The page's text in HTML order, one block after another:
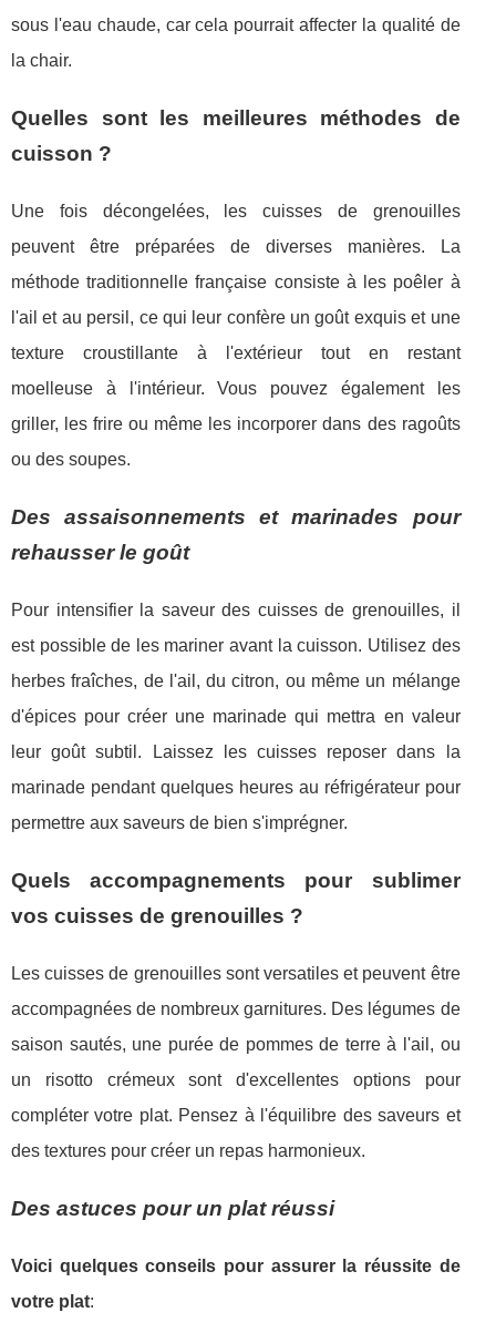
sous l'eau chaude, car cela pourrait affecter la qualité de
la chair.
Quelles sont les meilleures méthodes de
cuisson ?
Une fois décongelées, les cuisses de grenouilles
peuvent être préparées de diverses manières. La
méthode traditionnelle française consiste à les poêler à
l'ail et au persil, ce qui leur confère un goût exquis et une
texture croustillante à l'extérieur tout en restant
moelleuse à l'intérieur. Vous pouvez également les
griller, les frire ou même les incorporer dans des ragoûts
ou des soupes.
Des assaisonnements et marinades pour
rehausser le goût
Pour intensifier la saveur des cuisses de grenouilles, il
est possible de les mariner avant la cuisson. Utilisez des
herbes fraîches, de l'ail, du citron, ou même un mélange
d'épices pour créer une marinade qui mettra en valeur
leur goût subtil. Laissez les cuisses reposer dans la
marinade pendant quelques heures au réfrigérateur pour
permettre aux saveurs de bien s'imprégner.
Quels accompagnements pour sublimer
vos cuisses de grenouilles ?
Les cuisses de grenouilles sont versatiles et peuvent être
accompagnées de nombreux garnitures. Des légumes de
saison sautés, une purée de pommes de terre à l'ail, ou
un risotto crémeux sont d'excellentes options pour
compléter votre plat. Pensez à l'équilibre des saveurs et
des textures pour créer un repas harmonieux.
Des astuces pour un plat réussi
Voici quelques conseils pour assurer la réussite de
votre plat: